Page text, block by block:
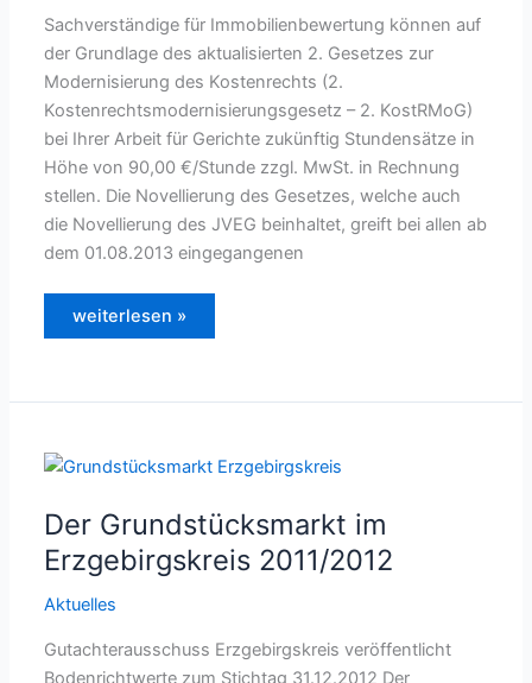
Sachverständige für Immobilienbewertung können auf
der Grundlage des aktualisierten 2. Gesetzes zur
Modernisierung des Kostenrechts (2.
Kostenrechtsmodernisierungsgesetz – 2. KostRMoG)
bei Ihrer Arbeit für Gerichte zukünftig Stundensätze in
Höhe von 90,00 €/Stunde zzgl. MwSt. in Rechnung
stellen. Die Novellierung des Gesetzes, welche auch
die Novellierung des JVEG beinhaltet, greift bei allen ab
dem 01.08.2013 eingegangenen
2.
in
weiterlesen »
Der Grundstücksmarkt im
Erzgebirgskreis 2011/2012
Aktuelles
Gutachterausschuss Erzgebirgskreis veröffentlicht
Bodenrichtwerte zum Stichtag 31.12.2012 Der